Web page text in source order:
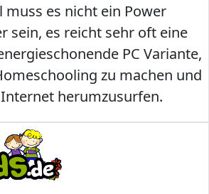
muss es nicht ein Power
sein, es reicht sehr oft eine
PC Variante,
zu machen und
herumzusurfen.